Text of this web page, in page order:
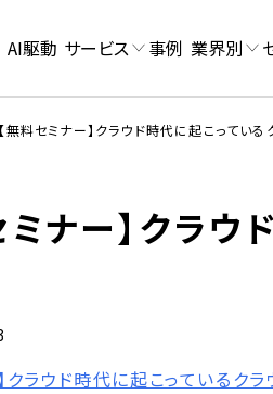
AI駆動 サービス 事例 業界別
【無料セミナー】クラウド時代に起こってい
ミナー】クラ
クラウド時代に起こっている